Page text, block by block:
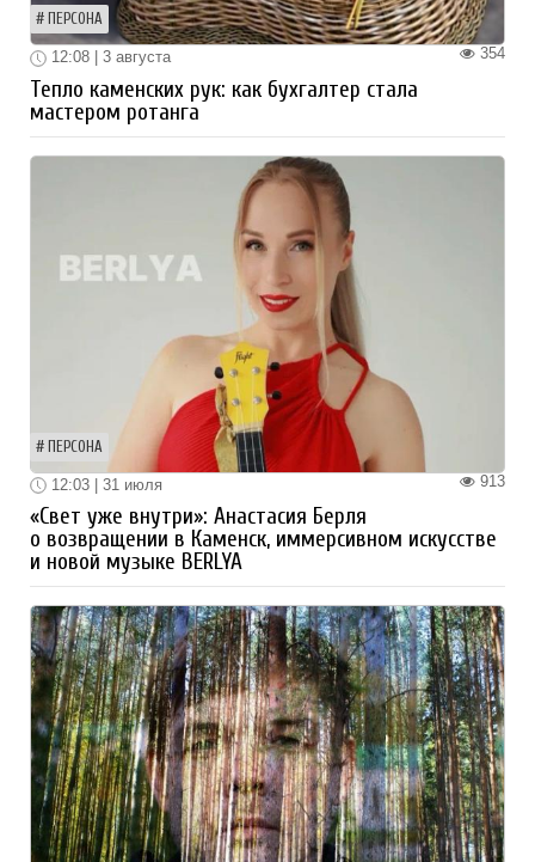
ПЕРСОНА
354
12:08 | 3 августа
Тепло каменских рук: как бухгалтер стала
мастером ротанга
ПЕРСОНА
913
12:03 | 31 июля
«Свет уже внутри»: Анастасия Берля
о возвращении в Каменск, иммерсивном искусстве
и новой музыке BERLYA